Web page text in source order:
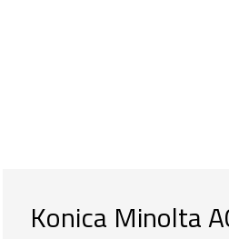
Konica Minolta